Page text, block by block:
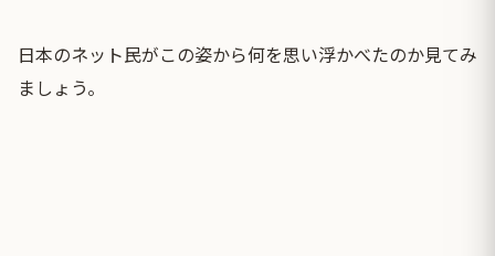
日本のネット民がこの姿から何を思い浮かべたのか見てみ
ましょう。